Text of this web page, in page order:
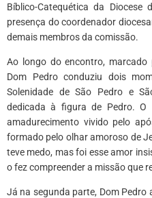
Bíblico-Catequética da
presença do coordenador
demais membros da comissão.
Ao longo do encontro, marcado
Dom Pedro conduziu dois
Solenidade de São Pedro e
dedicada à figura de Pedro.
amadurecimento vivido pelo
formado pelo olhar amoroso de
teve medo, mas foi esse amor
o fez compreender a missão que
Já na segunda parte, Dom Pedro